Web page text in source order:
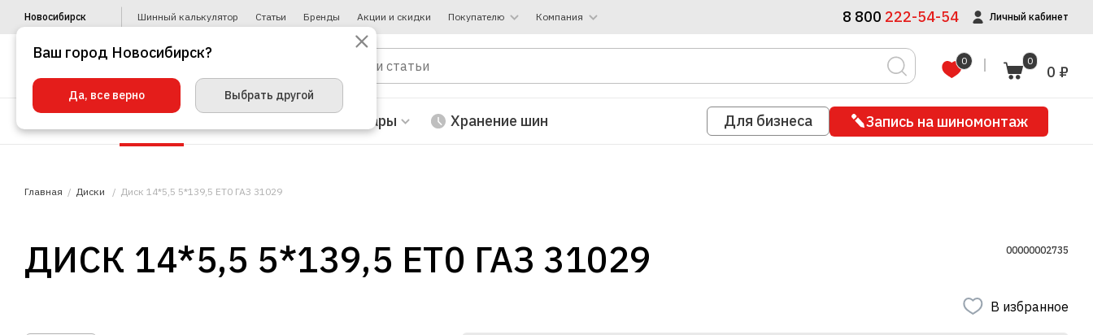
Новосибирск Шинный калькулятор Статьи Бренды Акции и скидки Покупателю Компания 8 800 222-54-54 Личный кабинет
0 0
0 ₽
Автотовары Хранение шин Для бизнеса Запись на шиномонтаж
Главная Диски Диск 14*5,5 5*139,5 ЕТ0 ГАЗ 31029
ДИСК 14*5,5 5*139,5 ЕТ0 ГАЗ 31029 00000002735
В избранное
Ваш город Новосибирск?
Да, все верно Выбрать другой